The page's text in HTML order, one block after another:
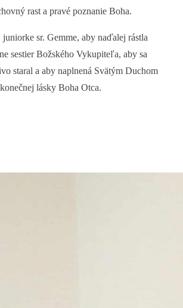
rast a pravé poznanie Boha.
juniorke sr. Gemme, aby naďalej rástla
sestier Božského Vykupiteľa, aby sa
staral a aby naplnená Svätým Duchom
lásky Boha Otca.